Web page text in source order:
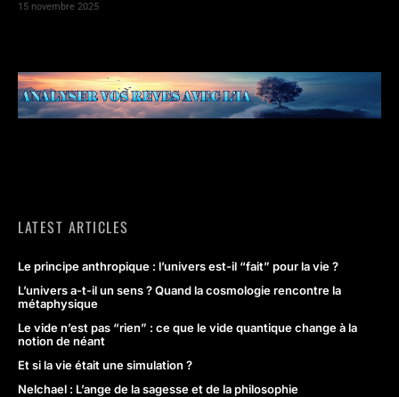
15 novembre 2025
LATEST ARTICLES
Le principe anthropique : l’univers est-il “fait” pour la vie ?
L’univers a-t-il un sens ? Quand la cosmologie rencontre la
métaphysique
Le vide n’est pas “rien” : ce que le vide quantique change à la
notion de néant
Et si la vie était une simulation ?
Nelchael : L’ange de la sagesse et de la philosophie